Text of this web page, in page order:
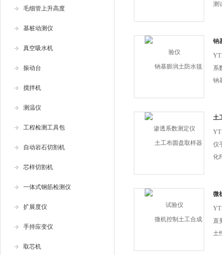
毛细管上升高度
基桩动测仪
真空吸水机
振动台
搅拌机
测温仪
工程检测工具包
自动岩石切割机
芯样切割机
一体式钢筋检测仪
扩展度仪
手持应变仪
取芯机
测
钠
定
系
钠
在
通
度
土
仪
化
微
拔
直
土